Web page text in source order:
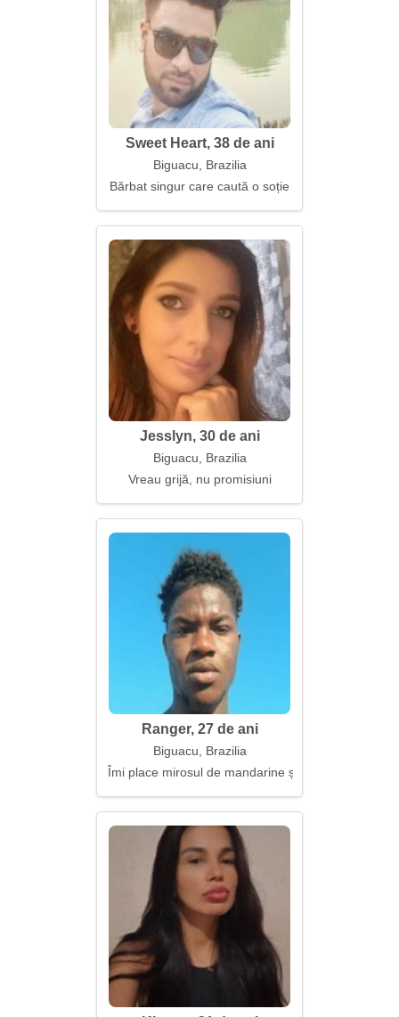
Sweet Heart, 38 de ani
Biguacu, Brazilia
Bărbat singur care caută o soție
Jesslyn, 30 de ani
Biguacu, Brazilia
Vreau grijă, nu promisiuni
Ranger, 27 de ani
Biguacu, Brazilia
Îmi place mirosul de mandarine și de pături